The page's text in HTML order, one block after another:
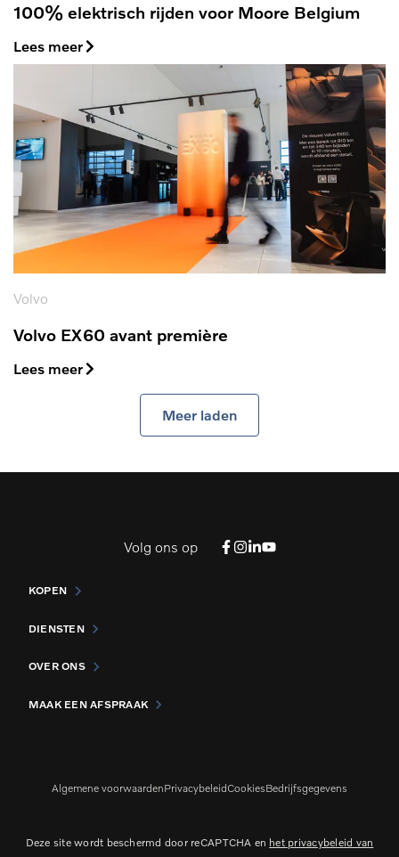
100% elektrisch rijden voor Moore Belgium
Lees meer
Volvo
Volvo EX60 avant première
Lees meer
Meer laden
Volg ons op
KOPEN
DIENSTEN
OVER ONS
MAAK EEN AFSPRAAK
Algemene voorwaardenPrivacybeleidCookiesBedrijfsgegevens
Deze site wordt beschermd door reCAPTCHA en het privacybeleid van